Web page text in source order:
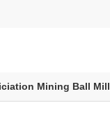
Mining Ball Mill